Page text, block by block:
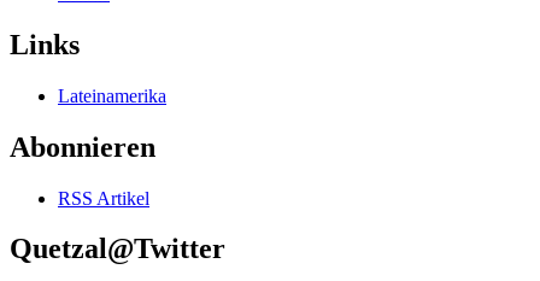
Links
Lateinamerika
Abonnieren
RSS Artikel
Quetzal@Twitter